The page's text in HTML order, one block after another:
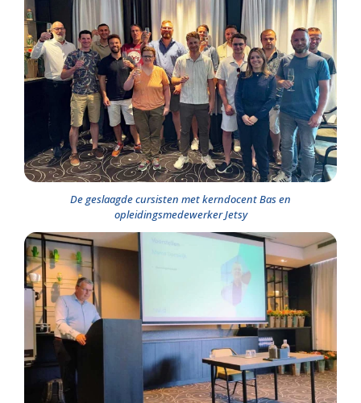
De geslaagde cursisten met kerndocent Bas en
opleidingsmedewerker Jetsy